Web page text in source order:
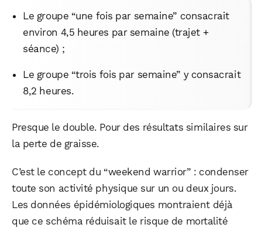
Le groupe “une fois par semaine” consacrait
environ 4,5 heures par semaine (trajet +
séance) ;
Le groupe “trois fois par semaine” y consacrait
8,2 heures.
Presque le double. Pour des résultats similaires sur
la perte de graisse.
C’est le concept du “weekend warrior” : condenser
toute son activité physique sur un ou deux jours.
Les données épidémiologiques montraient déjà
que ce schéma réduisait le risque de mortalité